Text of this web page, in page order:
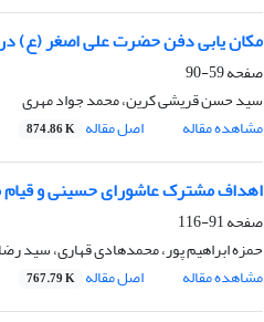
مکان یابی دفن حضرت علی اصغر (ع) در
صفحه59-90
سید حسن قریشی کرین، محمد جواد مهری
مشاهده مقاله
اصل مقاله 874.86 K
اهداف مشترک عاشورای حسینی و قیام
صفحه91-116
حمزه ابراهیم پور، محمدهادی قهاری، سید
مشاهده مقاله
اصل مقاله 767.79 K